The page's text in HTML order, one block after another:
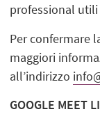
professional
Per confermare
maggiori
all’indirizzo
GOOGLE MEET